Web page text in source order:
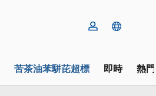
苦茶油苯駢芘超標 即時 熱